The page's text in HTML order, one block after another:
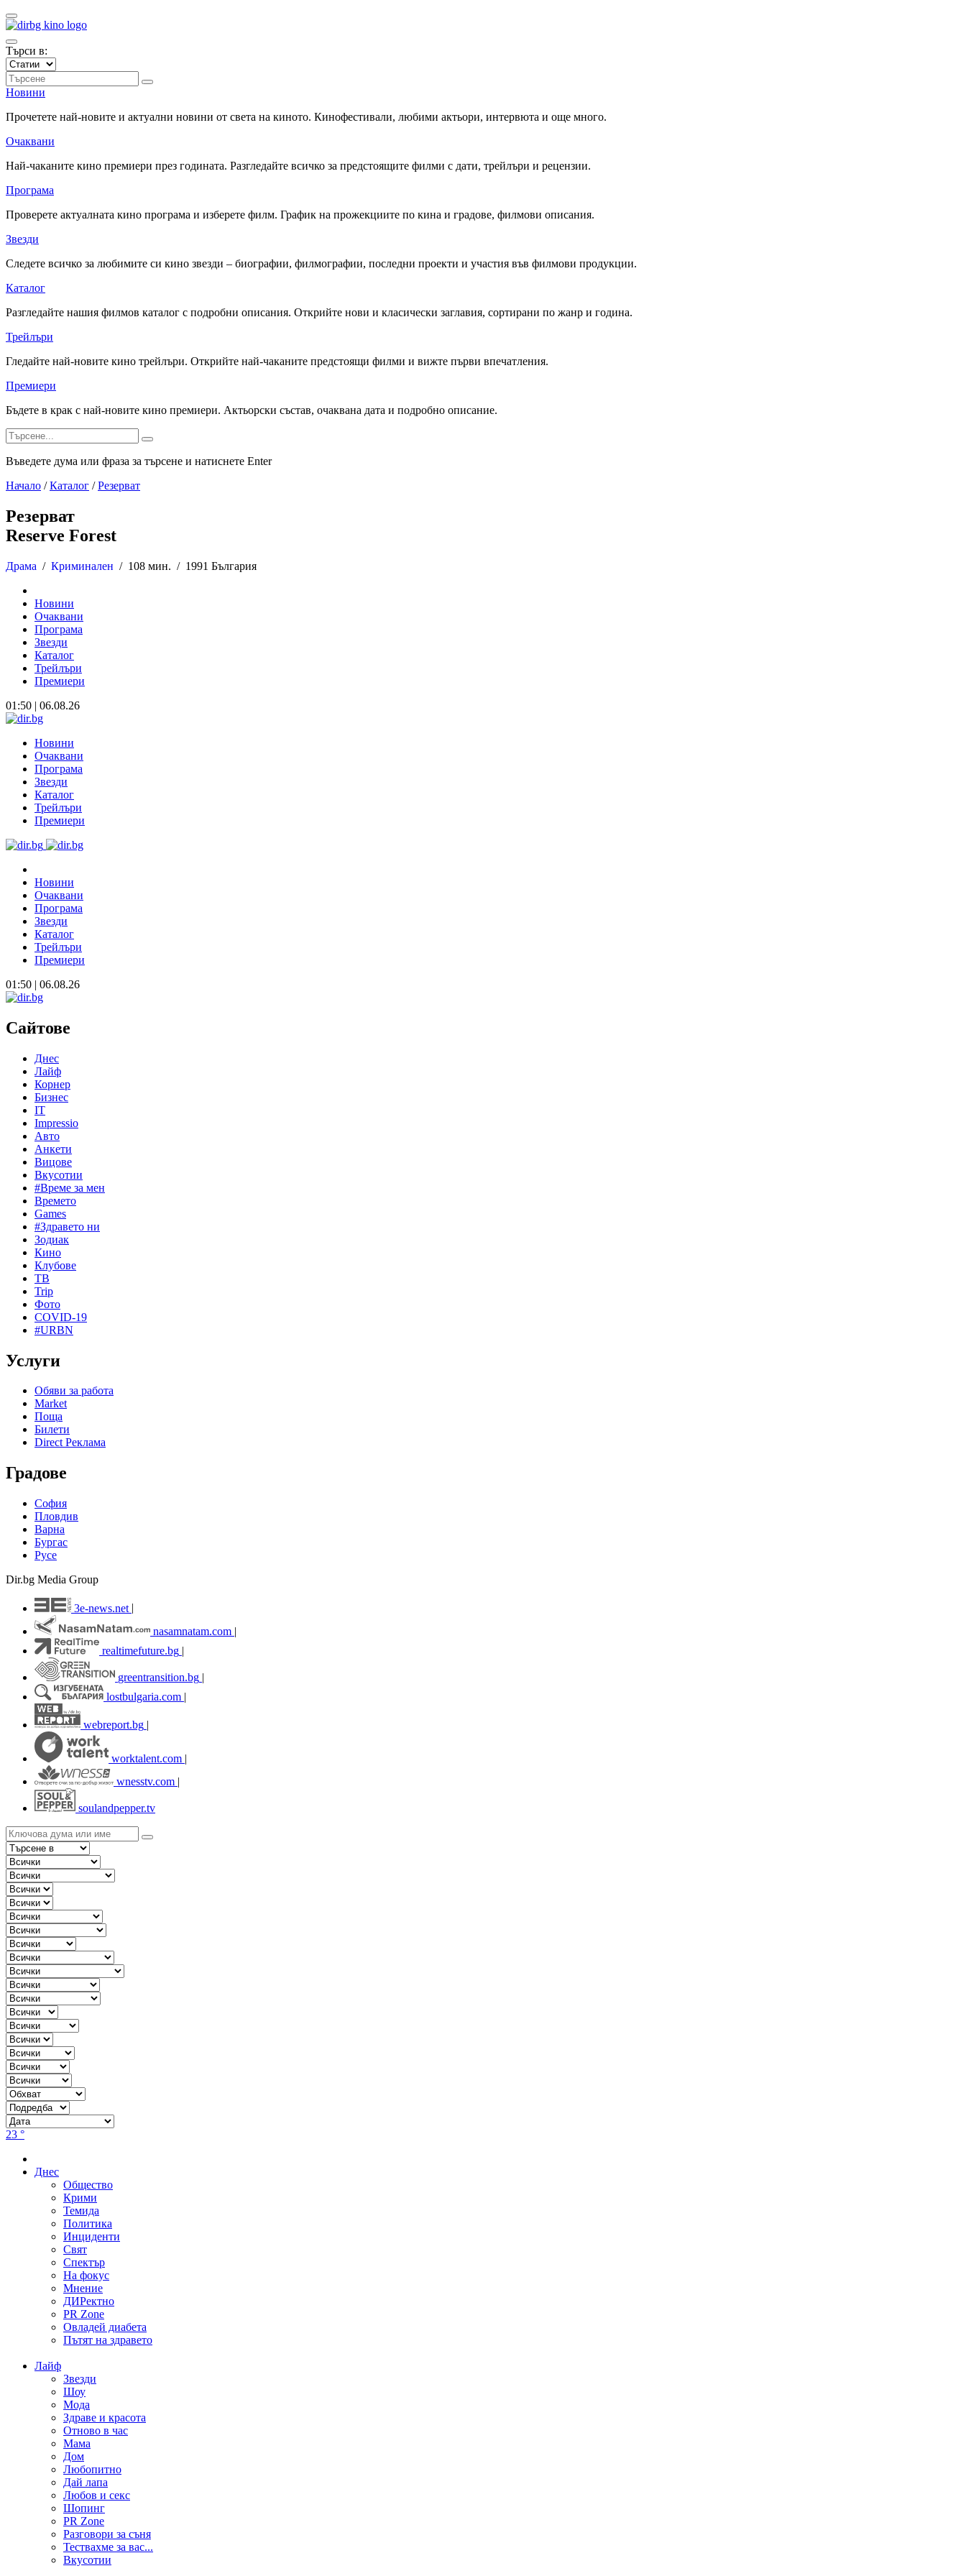
Търси в:
Новини
Прочетете най-новите и актуални новини от света на киното. Кинофестивали, любими актьори, интервюта и още много.
Очаквани
Най-чаканите кино премиери през годината. Разгледайте всичко за предстоящите филми с дати, трейлъри и рецензии.
Програма
Проверете актуалната кино програма и изберете филм. График на прожекциите по кина и градове, филмови описания.
Звезди
Следете всичко за любимите си кино звезди – биографии, филмографии, последни проекти и участия във филмови продукции.
Каталог
Разгледайте нашия филмов каталог с подробни описания. Открийте нови и класически заглавия, сортирани по жанр и година.
Трейлъри
Гледайте най-новите кино трейлъри. Открийте най-чаканите предстоящи филми и вижте първи впечатления.
Премиери
Бъдете в крак с най-новите кино премиери. Актьорски състав, очаквана дата и подробно описание.
Въведете дума или фраза за търсене и натиснете Enter
Начало / Каталог / Резерват
Резерват
Reserve Forest
Драма / Криминален / 108 мин. / 1991 България
Новини
Очаквани
Програма
Звезди
Каталог
Трейлъри
Премиери
01:50 | 06.08.26
Новини
Очаквани
Програма
Звезди
Каталог
Трейлъри
Премиери
Новини
Очаквани
Програма
Звезди
Каталог
Трейлъри
Премиери
01:50 | 06.08.26
Сайтове
Днес
Лайф
Корнер
Бизнес
IT
Impressio
Авто
Анкети
Вицове
Вкусотии
#Време за мен
Времето
Games
#Здравето ни
Зодиак
Кино
Клубове
ТВ
Trip
Фото
COVID-19
#URBN
Услуги
Обяви за работа
Market
Поща
Билети
Direct Реклама
Градове
София
Пловдив
Варна
Бургас
Русе
Dir.bg Media Group
3e-news.net
nasamnatam.com |
realtimefuture.bg |
greentransition.bg |
lostbulgaria.com |
webreport.bg |
worktalent.com |
wnesstv.com |
soulandpepper.tv
23 °
Днес
Общество
Крими
Темида
Политика
Инциденти
Свят
Спектър
На фокус
Мнение
ДИРектно
PR Zone
Овладей диабета
Пътят на здравето
Лайф
Звезди
Шоу
Мода
Здраве и красота
Отново в час
Мама
Дом
Любопитно
Дай лапа
Любов и секс
Шопинг
PR Zone
Разговори за съня
Тествахме за вас...
Вкусотии